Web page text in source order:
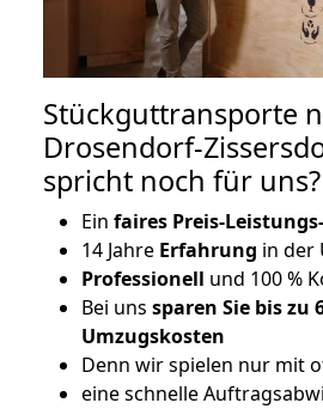
Stückguttransporte
Drosendorf-
spricht noch für uns?
Ein faires Preis-
14 Jahre Erfahrung in der
Professionell und 100 %
Bei uns sparen Sie bis zu
Umzugskosten
Denn wir spielen nur mit
eine schnelle